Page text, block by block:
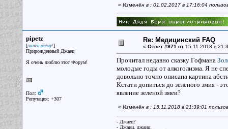
« Изменён в : 01.02.2017 в 17:16:04
pipetz
[пипец всему!]
Прирожденный Джаец
Я очень люблю этот Форум!
Пол:
Репутация: +307
Re: Медицинский FAQ
« Ответ #971 от15.11.2018 в
Прочитал недавно сказку Гофмана
молодые годы от алкоголизма. Я не
довольно точно описана картина
Кстати допиться до зеленого змия -
явление зеленой змеи?
« Изменён в : 15.11.2018 в 21:39:01
- Джаец?
- Джаиц, джаиц.